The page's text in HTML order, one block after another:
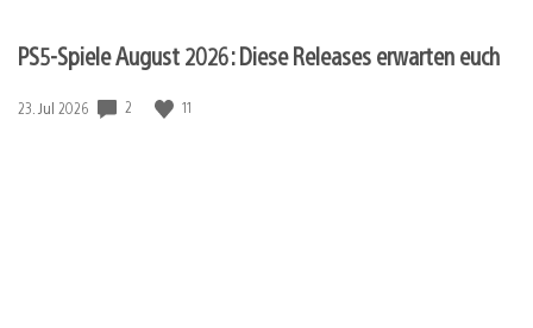
PS5-Spiele August 2026: Diese Releases erwarten euch
Veröffentlichungsdatum:
23. Jul 2026 2 11